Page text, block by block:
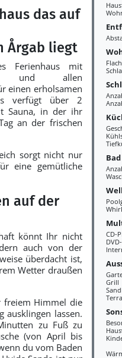
Bad
CD-
Grill
das auf
Årgab liegt
Ferienhaus mit
und allen
einen erholsamen
verfügt über 2
Sauna, in der ihr
an der frischen
sorgt nicht nur
eine gemütliche
auf der
könnt Ihr nicht
auch von der
überdacht ist,
Wetter draußen
freiem Himmel die
ausklingen lassen.
zu Fuß zu
(von April bis
du vom Baden